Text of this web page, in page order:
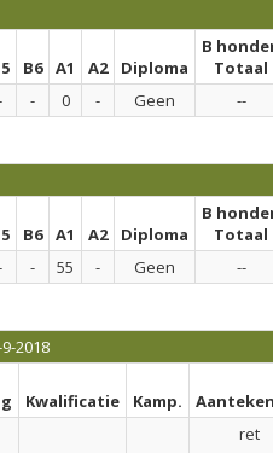
B6 A1 A2 Diploma
B
Totaal
- 0 - Geen --
B6 A1 A2 Diploma
B
Totaal
- 55 - Geen --
2018
Kwalificatie Kamp.
ret